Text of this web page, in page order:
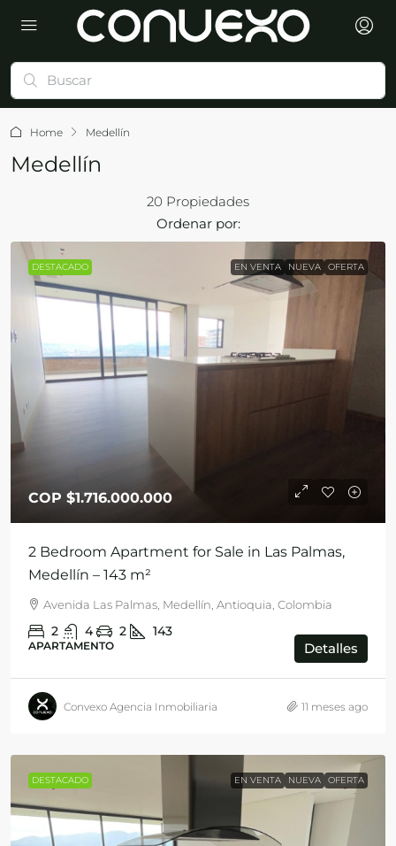
Home Medellín
Medellín
20 Propiedades
Ordenar por:
DESTACADO EN VENTA NUEVA OFERTA
COP $1.716.000.000
2 Bedroom Apartment for Sale in Las Palmas,
Medellín – 143 m²
Avenida Las Palmas, Medellín, Antioquia, Colombia
2 4 2 143
APARTAMENTO Detalles
Convexo Agencia Inmobiliaria 11 meses ago
DESTACADO EN VENTA NUEVA OFERTA